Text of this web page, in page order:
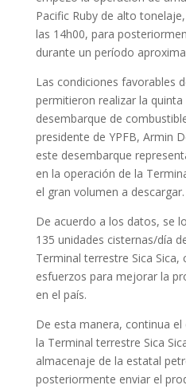
Pacific Ruby de alto
las 14h00, para
durante un período
Las condiciones favorables
permitieron realizar la
desembarque de
presidente de YPFB, Armin
este desembarque
en la operación de la
el gran volumen a descargar.
De acuerdo a los datos, se
135 unidades cisternas/día
Terminal terrestre Sica
esfuerzos para mejorar la
en el país.
De esta manera, continua
la Terminal terrestre Sica
almacenaje de la estatal
posteriormente enviar el